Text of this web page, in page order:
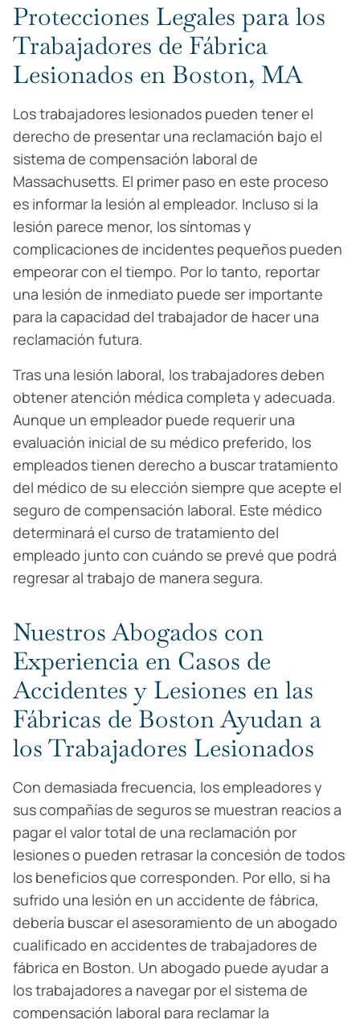
Protecciones Legales para los
Trabajadores de Fábrica
Lesionados en Boston, MA
Los trabajadores lesionados pueden tener el
derecho de presentar una reclamación bajo el
sistema de compensación laboral de
Massachusetts. El primer paso en este proceso
es informar la lesión al empleador. Incluso si la
lesión parece menor, los síntomas y
complicaciones de incidentes pequeños pueden
empeorar con el tiempo. Por lo tanto, reportar
una lesión de inmediato puede ser importante
para la capacidad del trabajador de hacer una
reclamación futura.
Tras una lesión laboral, los trabajadores deben
obtener atención médica completa y adecuada.
Aunque un empleador puede requerir una
evaluación inicial de su médico preferido, los
empleados tienen derecho a buscar tratamiento
del médico de su elección siempre que acepte el
seguro de compensación laboral. Este médico
determinará el curso de tratamiento del
empleado junto con cuándo se prevé que podrá
regresar al trabajo de manera segura.
Nuestros Abogados con
Experiencia en Casos de
Accidentes y Lesiones en las
Fábricas de Boston Ayudan a
los Trabajadores Lesionados
Con demasiada frecuencia, los empleadores y
sus compañías de seguros se muestran reacios a
pagar el valor total de una reclamación por
lesiones o pueden retrasar la concesión de todos
los beneficios que corresponden. Por ello, si ha
sufrido una lesión en un accidente de fábrica,
debería buscar el asesoramiento de un abogado
cualificado en accidentes de trabajadores de
fábrica en Boston. Un abogado puede ayudar a
los trabajadores a navegar por el sistema de
compensación laboral para reclamar la